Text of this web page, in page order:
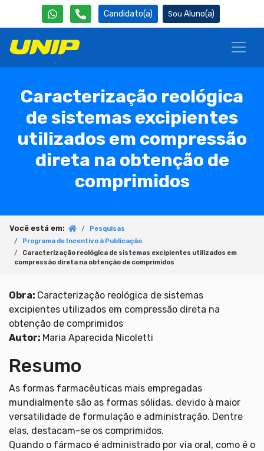
Candidato(a) Aluno(a)
Caracterização reológica
de sistemas excipientes
utilizados em compressão
direta na obtenção de
comprimidos
Você está em:
Pesquisas
Programa de Incentivo à Publicação
Caracterização reológica de sistemas excipientes utilizados em
compressão direta na obtenção de comprimidos
Obra: Caracterização reológica de sistemas
excipientes utilizados em compressão direta na
obtenção de comprimidos
Autor: Maria Aparecida Nicoletti
Resumo
As formas farmacêuticas mais empregadas
mundialmente são as formas sólidas, devido à maior
versatilidade de formulação e administração. Dentre
elas, destacam-se os comprimidos.
Quando o fármaco é administrado por via oral, como é o